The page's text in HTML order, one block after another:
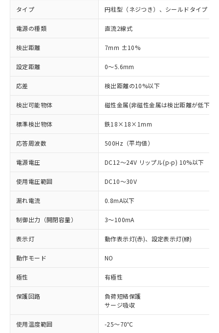
タイプ 円柱型（ネジつき）、シールドタイプ
電源の種類 直流2線式
検出距離 7mm ±10%
設定距離 0～5.6mm
応差 検出距離の10%以下
検出可能物体 磁性金属(非磁性金属は検出距離が低下し
標準検出物体 鉄18×18×1mm
応答周波数 500Hz（平均値）
電源電圧 DC12～24V リップル(p-p) 10%以下
使用電圧範囲 DC10～30V
漏れ電流 0.8mA以下
制御出力（開閉容量） 3～100mA
表示灯 動作表示灯(赤)、設定表示灯(緑)
動作モード NO
極性 有極性
保護回路
負荷短絡保護
サージ吸収
使用温度範囲 -25～70℃
※1 対応状況
対応済み：EU RoHS指令（10物質）の
非含有に対応した製品が提供可能な商品で